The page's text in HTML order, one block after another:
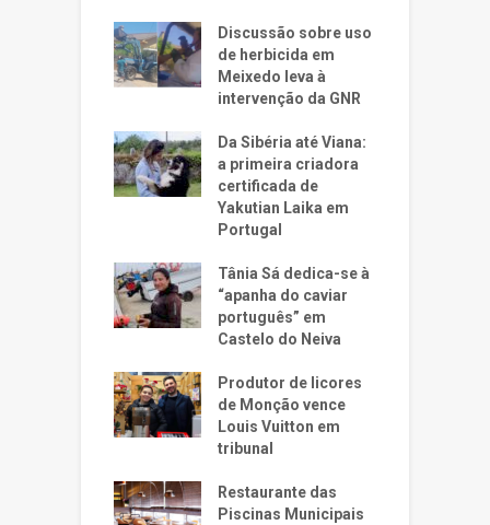
Discussão sobre uso
de herbicida em
Meixedo leva à
intervenção da GNR
Da Sibéria até Viana:
a primeira criadora
certificada de
Yakutian Laika em
Portugal
Tânia Sá dedica-se à
“apanha do caviar
português” em
Castelo do Neiva
Produtor de licores
de Monção vence
Louis Vuitton em
tribunal
Restaurante das
Piscinas Municipais